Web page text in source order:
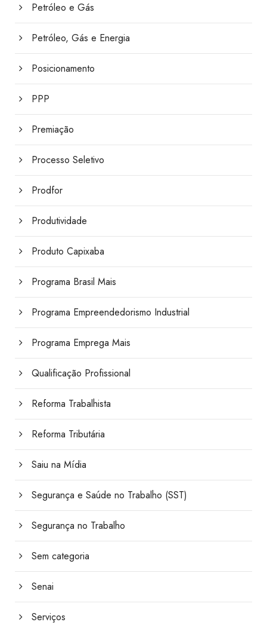
Petróleo e Gás
Petróleo, Gás e Energia
Posicionamento
PPP
Premiação
Processo Seletivo
Prodfor
Produtividade
Produto Capixaba
Programa Brasil Mais
Programa Empreendedorismo Industrial
Programa Emprega Mais
Qualificação Profissional
Reforma Trabalhista
Reforma Tributária
Saiu na Mídia
Segurança e Saúde no Trabalho (SST)
Segurança no Trabalho
Sem categoria
Senai
Serviços